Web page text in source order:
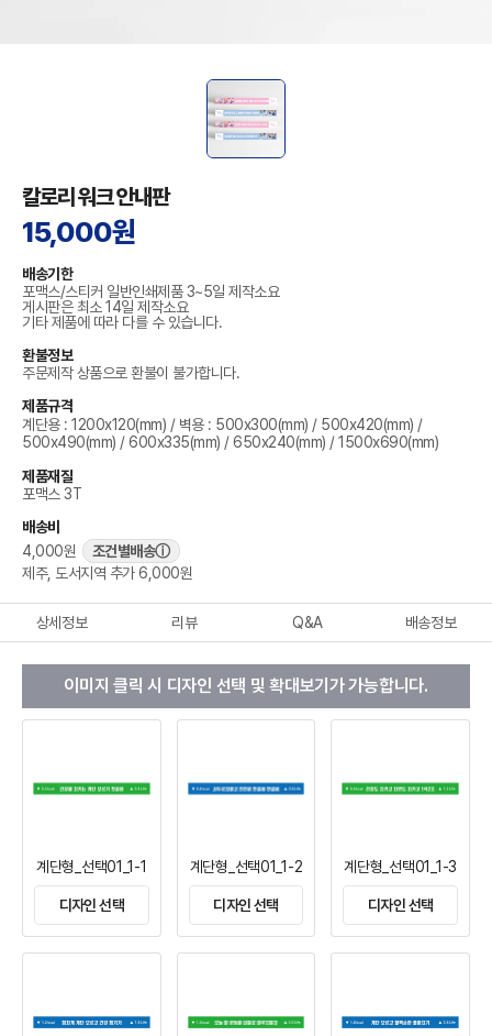
칼로리 워크 안내판
15,000원
배송기한
포맥스/스티커 일반인쇄제품 3~5일 제작소요
게시판은 최소 14일 제작소요
기타 제품에 따라 다를 수 있습니다.
환불정보
주문제작 상품으로 환불이 불가합니다.
제품규격
계단용 : 1200x120(mm) / 벽용 : 500x300(mm) / 500x420(mm) /
500x490(mm) / 600x335(mm) / 650x240(mm) / 1500x690(mm)
제품재질
포맥스 3T
배송비
4,000원
조건별배송ⓘ
제주, 도서지역 추가 6,000원
상세정보 리뷰 Q&A 배송정보
이미지 클릭 시 디자인 선택 및 확대보기가 가능합니다.
계단형_선택01_1-1
디자인 선택
계단형_선택01_1-2
디자인 선택
계단형_선택01_1-3
디자인 선택